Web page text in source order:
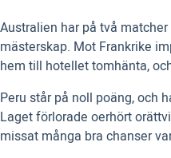
Australien har på två
mästerskap. Mot Frankrike
hem till hotellet tomhänta,
Peru står på noll poäng, och
Laget förlorade oerhört
missat många bra chanser